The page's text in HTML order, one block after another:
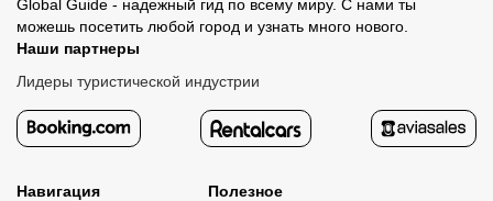
Global Guide - надежный гид по всему миру. С нами ты
можешь посетить любой город и узнать много нового.
Наши партнеры
Лидеры туристической индустрии
Навигация
Полезное